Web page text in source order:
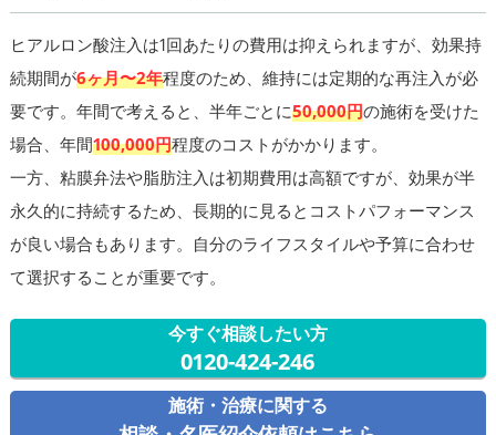
ヒアルロン酸注入は1回あたりの費用は抑えられますが、効果持
続期間が6ヶ月〜2年程度のため、維持には定期的な再注入が必
要です。年間で考えると、半年ごとに50,000円の施術を受けた
場合、年間100,000円程度のコストがかかります。
一方、粘膜弁法や脂肪注入は初期費用は高額ですが、効果が半
永久的に持続するため、長期的に見るとコストパフォーマンス
が良い場合もあります。自分のライフスタイルや予算に合わせ
て選択することが重要です。
今すぐ相談したい方
0120-424-246
施術・治療に関する